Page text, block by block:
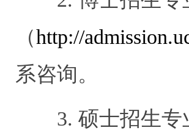
（http://
系咨询。
3. 硕士招生专